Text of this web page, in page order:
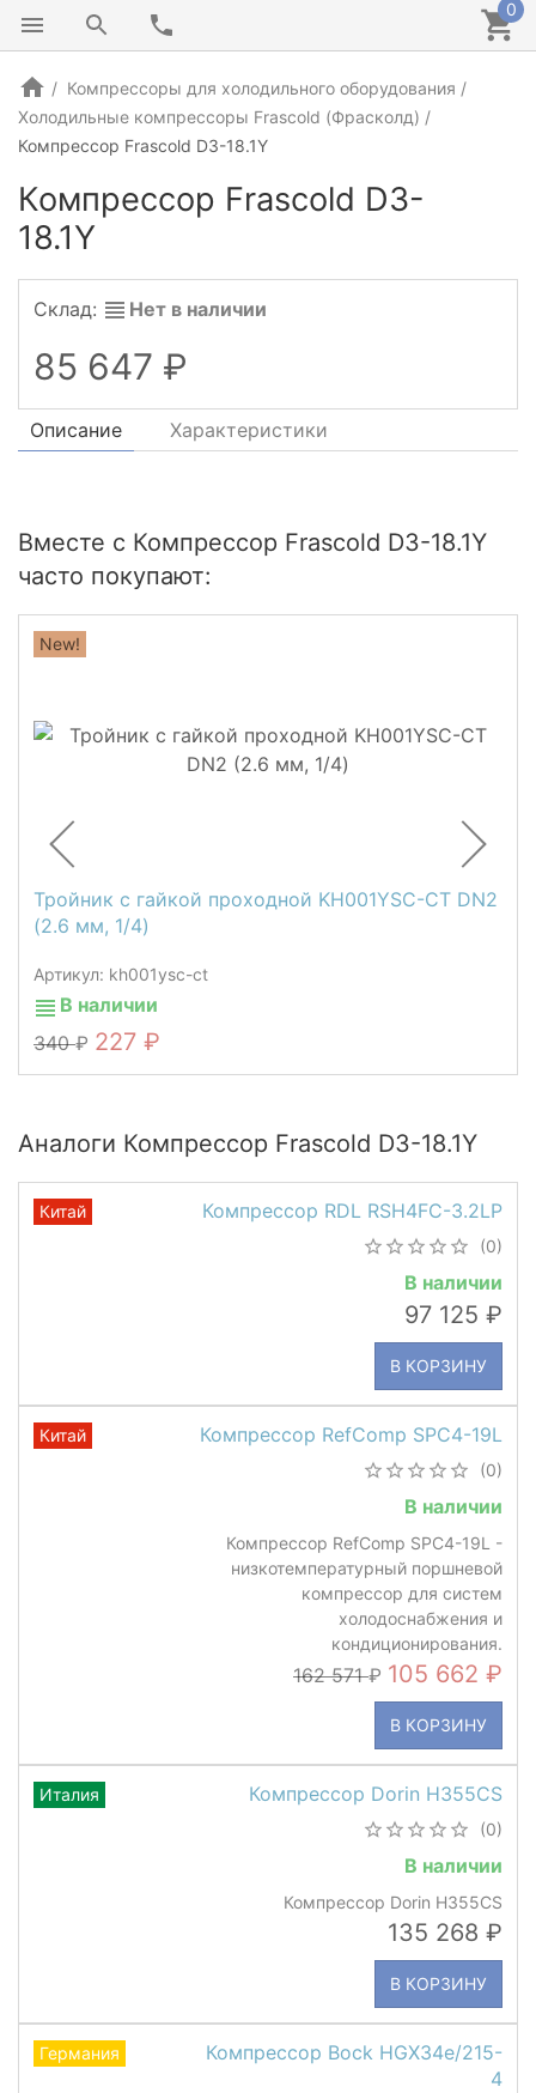
0
Компрессоры для холодильного оборудования
Холодильные компрессоры Frascold (Фрасколд)
Компрессор Frascold D3-18.1Y
Компрессор Frascold D3-
18.1Y
ИТАЛИЯ
Склад: Нет в наличии
85 647
Описание Характеристики
Вместе с Компрессор Frascold D3-18.1Y
часто покупают:
Тройник с гайкой проходной KH001YSC-CT DN2
(2.6 мм, 1/4)
Артикул: kh001ysc-ct
В наличии
340
227
New!
Аналоги Компрессор Frascold D3-18.1Y
Компрессор RDL RSH4FC-3.2LP
(0)
В наличии
97 125
В КОРЗИНУ
Китай
Компрессор RefComp SPC4-19L
(0)
В наличии
Компрессор RefComp SPC4-19L -
низкотемпературный поршневой
компрессор для систем
холодоснабжения и
кондиционирования.
162 571 105 662
В КОРЗИНУ
Китай
Компрессор Dorin H355CS
(0)
В наличии
Компрессор Dorin H355CS
135 268
В КОРЗИНУ
Италия
Компрессор Bock HGX34e/215-
4
Германия